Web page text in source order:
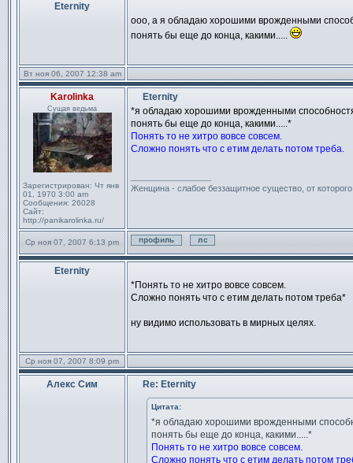
Eternity
Сообщение
ооо, а я обладаю хорошими врожденными
понять бы еще до конца, какими.....
Вт ноя 06, 2007 12:38 am
Karolinka
Сущая ведьма
Зарегистрирован: Чт янв
01, 1970 3:00 am
Сообщения: 26028
Сайт:
http://panikarolinka.ru/
Сообщение
Eternity
*я обладаю хорошими врожденными
понять бы еще до конца, какими.....*
Понять то не хитро вовсе совсем.
Сложно понять что с етим делать потом треба.
Женщина - слабое беззащитное существо, от
Ср ноя 07, 2007 6:13 pm
Профиль
Отправить личное
Eternity
Сообщение
*Понять то не хитро вовсе совсем.
Сложно понять что с етим делать потом треба*
ну видимо использовать в мирных целях.
Ср ноя 07, 2007 8:09 pm
Алекс Сим Re: Eternity
Цитата:
*я обладаю хорошими врожденными
понять бы еще до конца, какими.....*
Понять то не хитро вовсе совсем.
Сложно понять что с етим делать потом